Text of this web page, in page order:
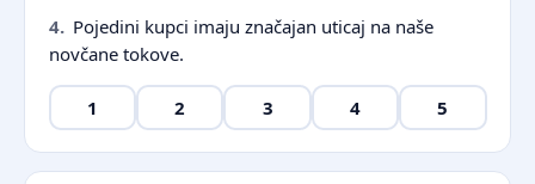
4. Pojedini kupci imaju značajan uticaj na naše
novčane tokove.
1 2 3 4 5